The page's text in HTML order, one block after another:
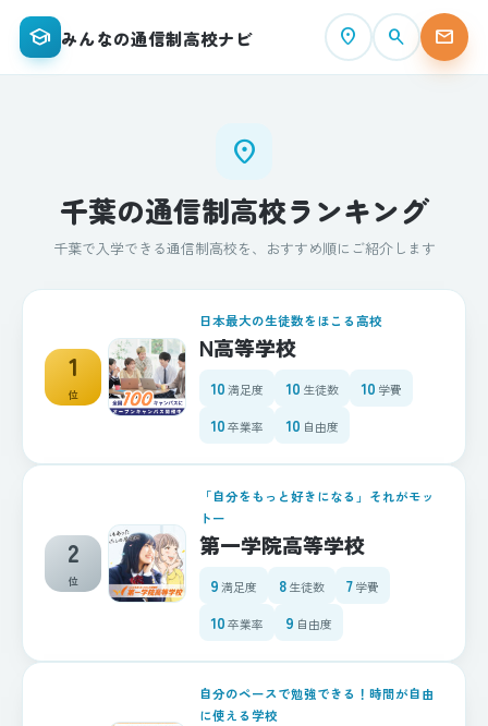
school みんなの通信制高校ナビ place search mail
place
千葉の通信制高校ランキング
千葉で入学できる通信制高校を、おすすめ順にご紹介します
1
位
日本最大の生徒数をほこる高校
N高等学校
10満足度 10 生徒数 10 学費
10卒業率 10 自由度
2
位
「自分をもっと好きになる」それがモッ
トー
第一学院高等学校
9満足度 8生徒数 7学費
10卒業率 9 自由度
自分のペースで勉強できる！時間が自由
に使える学校